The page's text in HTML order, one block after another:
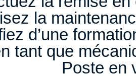
la
d’une
tant que
Poste en